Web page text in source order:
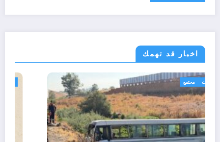
اخبار قد تهمك
الجزائر الحدث مجتمع